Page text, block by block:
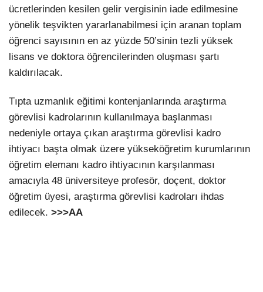
ücretlerinden kesilen gelir vergisinin iade edilmesine
yönelik teşvikten yararlanabilmesi için aranan toplam
öğrenci sayısının en az yüzde 50’sinin tezli yüksek
lisans ve doktora öğrencilerinden oluşması şartı
kaldırılacak.
Tıpta uzmanlık eğitimi kontenjanlarında araştırma
görevlisi kadrolarının kullanılmaya başlanması
nedeniyle ortaya çıkan araştırma görevlisi kadro
ihtiyacı başta olmak üzere yükseköğretim kurumlarının
öğretim elemanı kadro ihtiyacının karşılanması
amacıyla 48 üniversiteye profesör, doçent, doktor
öğretim üyesi, araştırma görevlisi kadroları ihdas
edilecek. >>>AA